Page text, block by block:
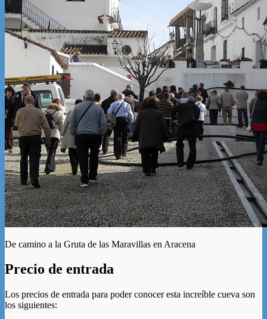
De camino a la Gruta de las Maravillas en Aracena
Precio de entrada
Los precios de entrada para poder conocer esta increíble cueva son
los siguientes: